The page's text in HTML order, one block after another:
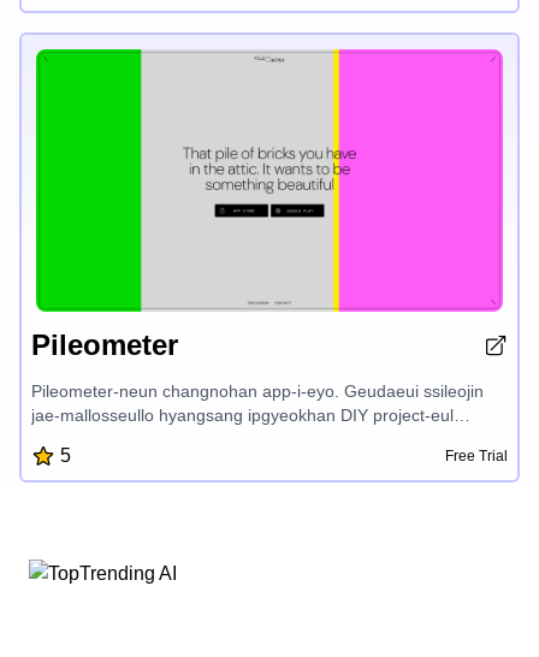
Pileometer
Pileometer-neun changnohan app-i-eyo. Geudaeui ssileojin
jae-mallosseullo hyangsang ipgyeokhan DIY project-eul
ganeunge geudaeui datteo-e ittneun gangjeokhan brickgwa
nareul bakkumhi dala-naseuta. Hwak-silhan ieopdamgi-ui
huimang-haeyo. Geudaeui an-eui dijaineolja-reul baeusigo,
geudaeui ssileojin jaechijeong-e saeng-saeng-han saeng-
5 Free Trial